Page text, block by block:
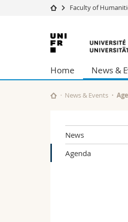
University
Studies
Research
University
Continuing
Faculty of
University
of
Fribourg
Home News &
News & Events
News
Agenda